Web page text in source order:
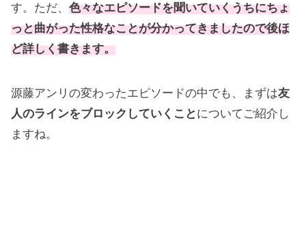
す。ただ、色々なエピソードを聞いていくうちにちょ
っと曲がった性格なことが分かってきましたので後ほ
ど詳しく書きます。
源藤アンリの変わったエピソードの中でも、まずは友
人のラインをブロックしていくことについてご紹介し
ますね。